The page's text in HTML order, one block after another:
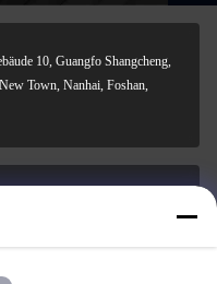
10, Guangfo Shangcheng,
Town, Nanhai, Foshan,